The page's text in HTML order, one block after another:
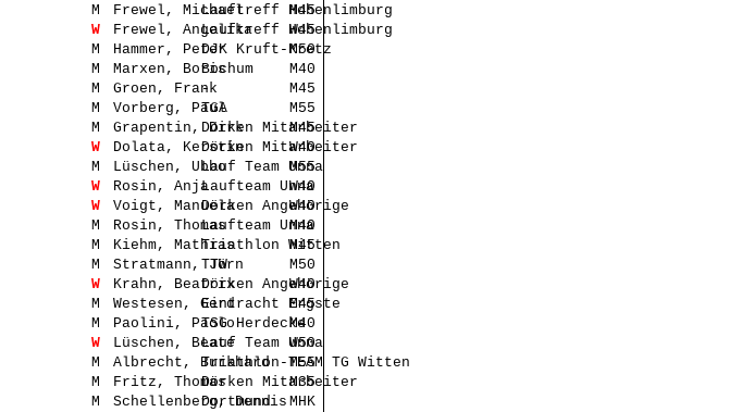
M Frewel, MichaelLauftreff Hohenlimburg
M45
W Frewel, AngelikaLauftreff Hohenlimburg
W45
M Hammer, PeterDJK Kruft-Kretz
M50
M Marxen, BorisBochum
M40
M Groen, Frank
-
M45
M Vorberg, Paul
TGA
M55
M Grapentin, DirkDörken Mitarbeiter
M45
W Dolata, KerstinDörken Mitarbeiter
W40
M Lüschen, UbboLauf Team Unna
M55
W Rosin, AnjaLaufteam Unna
W40
W Voigt, ManuelaDörken Angehörige
W40
M Rosin, ThomasLaufteam Unna
M40
M Kiehm, MathiasTriathlon Witten
M45
M Stratmann, Jörn
TTW
M50
W Krahn, BeatrixDörken Angehörige
W40
M Westesen, GerdEintracht Ergste
M45
M Paolini, PaoloTSG Herdecke
M40
W Lüschen, BeateLauf Team Unna
W50
M Albrecht, BurkhardTriathlon-TEAM TG Witten
M55
M Fritz, ThomasDörken Mitarbeiter
M35
M Schellenberg, Dennis
Dortmund
MHK